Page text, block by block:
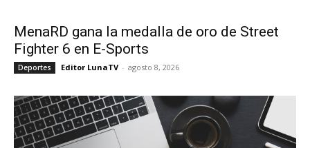
MenaRD gana la medalla de oro de Street
Fighter 6 en E-Sports
Deportes Editor LunaTV - agosto 8, 2026